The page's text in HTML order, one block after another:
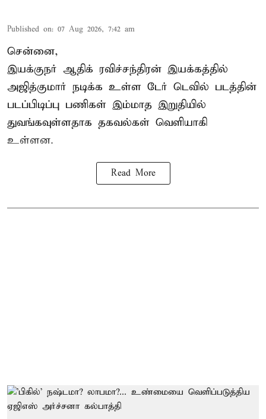
Published on: 07 Aug 2026, 7:42 am
சென்னை,
இயக்குநர் ஆதிக் ரவிச்சந்திரன் இயக்கத்தில்
அஜித்குமார் நடிக்க உள்ள டேர் டெவில் படத்தின்
படப்பிடிப்பு பணிகள் இம்மாத இறுதியில்
துவங்கவுள்ளதாக தகவல்கள் வெளியாகி
உள்ளன.
Read More